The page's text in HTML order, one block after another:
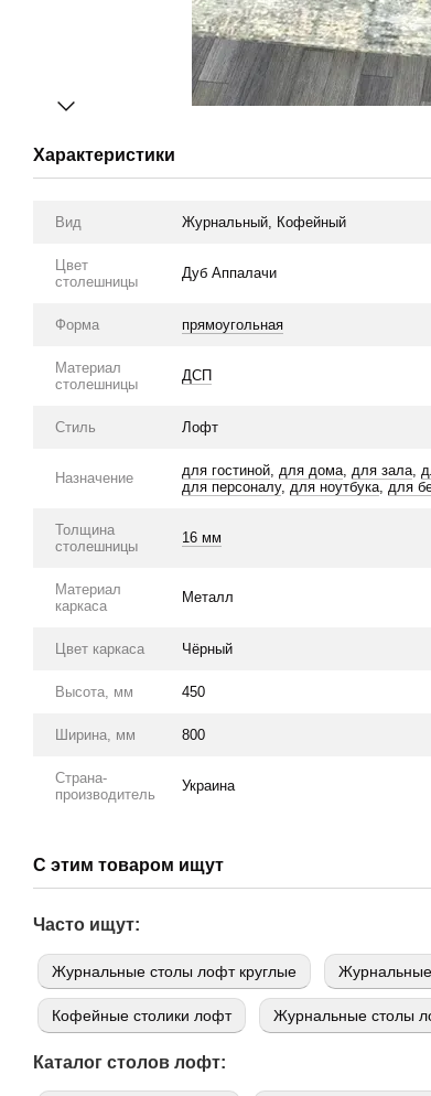
Характеристики
Вид Журнальный, Кофейный
Цвет
столешницы
Дуб Аппалачи
Форма прямоугольная
Материал
столешницы
ДСП
Стиль Лофт
Назначение для гостиной, для дома, для зала,
для персоналу, для ноутбука, для
Толщина
столешницы
16 мм
Материал
каркаса
Металл
Цвет каркаса Чёрный
Высота, мм 450
Ширина, мм 800
Страна-
производитель
Украина
С этим товаром ищут
Часто ищут:
Журнальные столы лофт круглые Журнальные
Кофейные столики лофт Журнальные столы
Каталог столов лофт: